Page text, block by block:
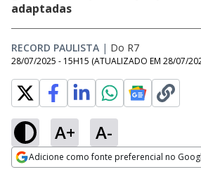
adaptadas
RECORD PAULISTA | Do R7
28/07/2025 - 15H15 (ATUALIZADO EM 28/07/
A+ A-
Adicione como fonte preferencial no